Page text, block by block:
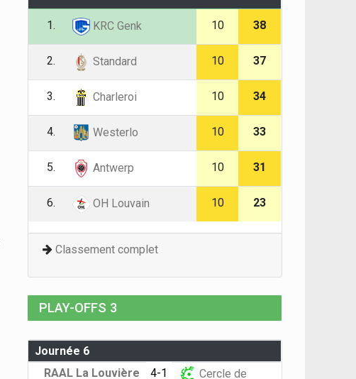
1. KRC Genk 10 38
2. Standard 10 37
3. Charleroi 10 34
4. Westerlo 10 33
5. Antwerp 10 31
6. OH Louvain 10 23
Classement complet
PLAY-OFFS 3
Journée 6
RAAL La Louvière
4-1 Cercle de